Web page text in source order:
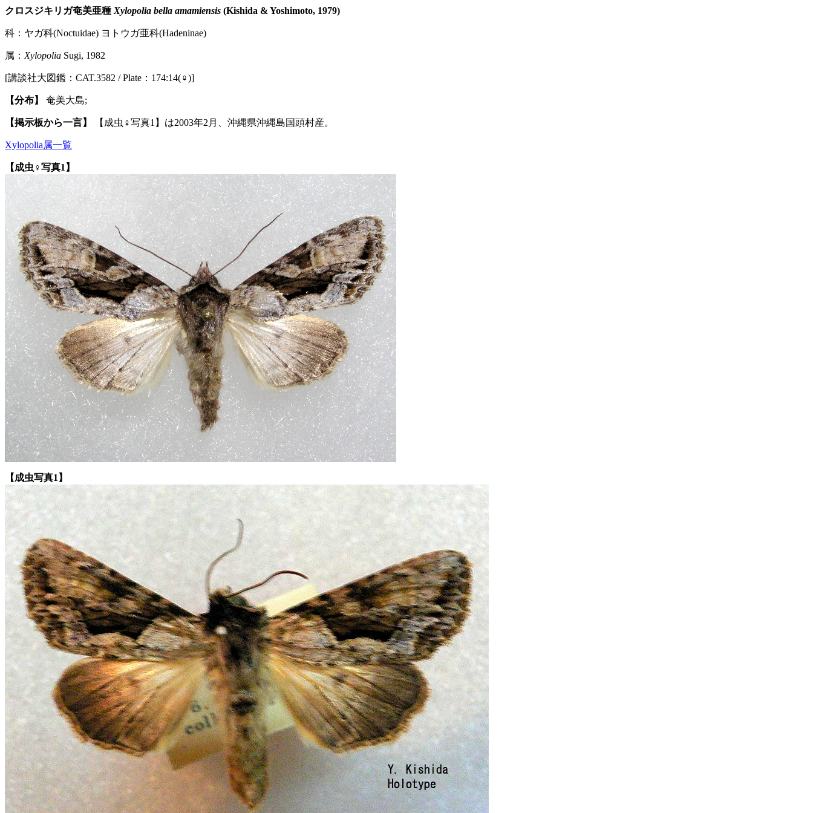
クロスジキリガ奄美亜種 Xylopolia bella amamiensis (Kishida & Yoshimoto, 1979)
科：ヤガ科(Noctuidae) ヨトウガ亜科(Hadeninae)
属： Xylopolia Sugi, 1982
[講談社大図鑑：CAT.3582 / Plate：174:14(♀)]
【分布】 奄美大島;
【掲示板から一言】 【成虫♀写真1】は2003年2月、沖縄県沖縄島国頭村産。
Xylopolia属一覧
【成虫♀写真1】
【成虫写真1】